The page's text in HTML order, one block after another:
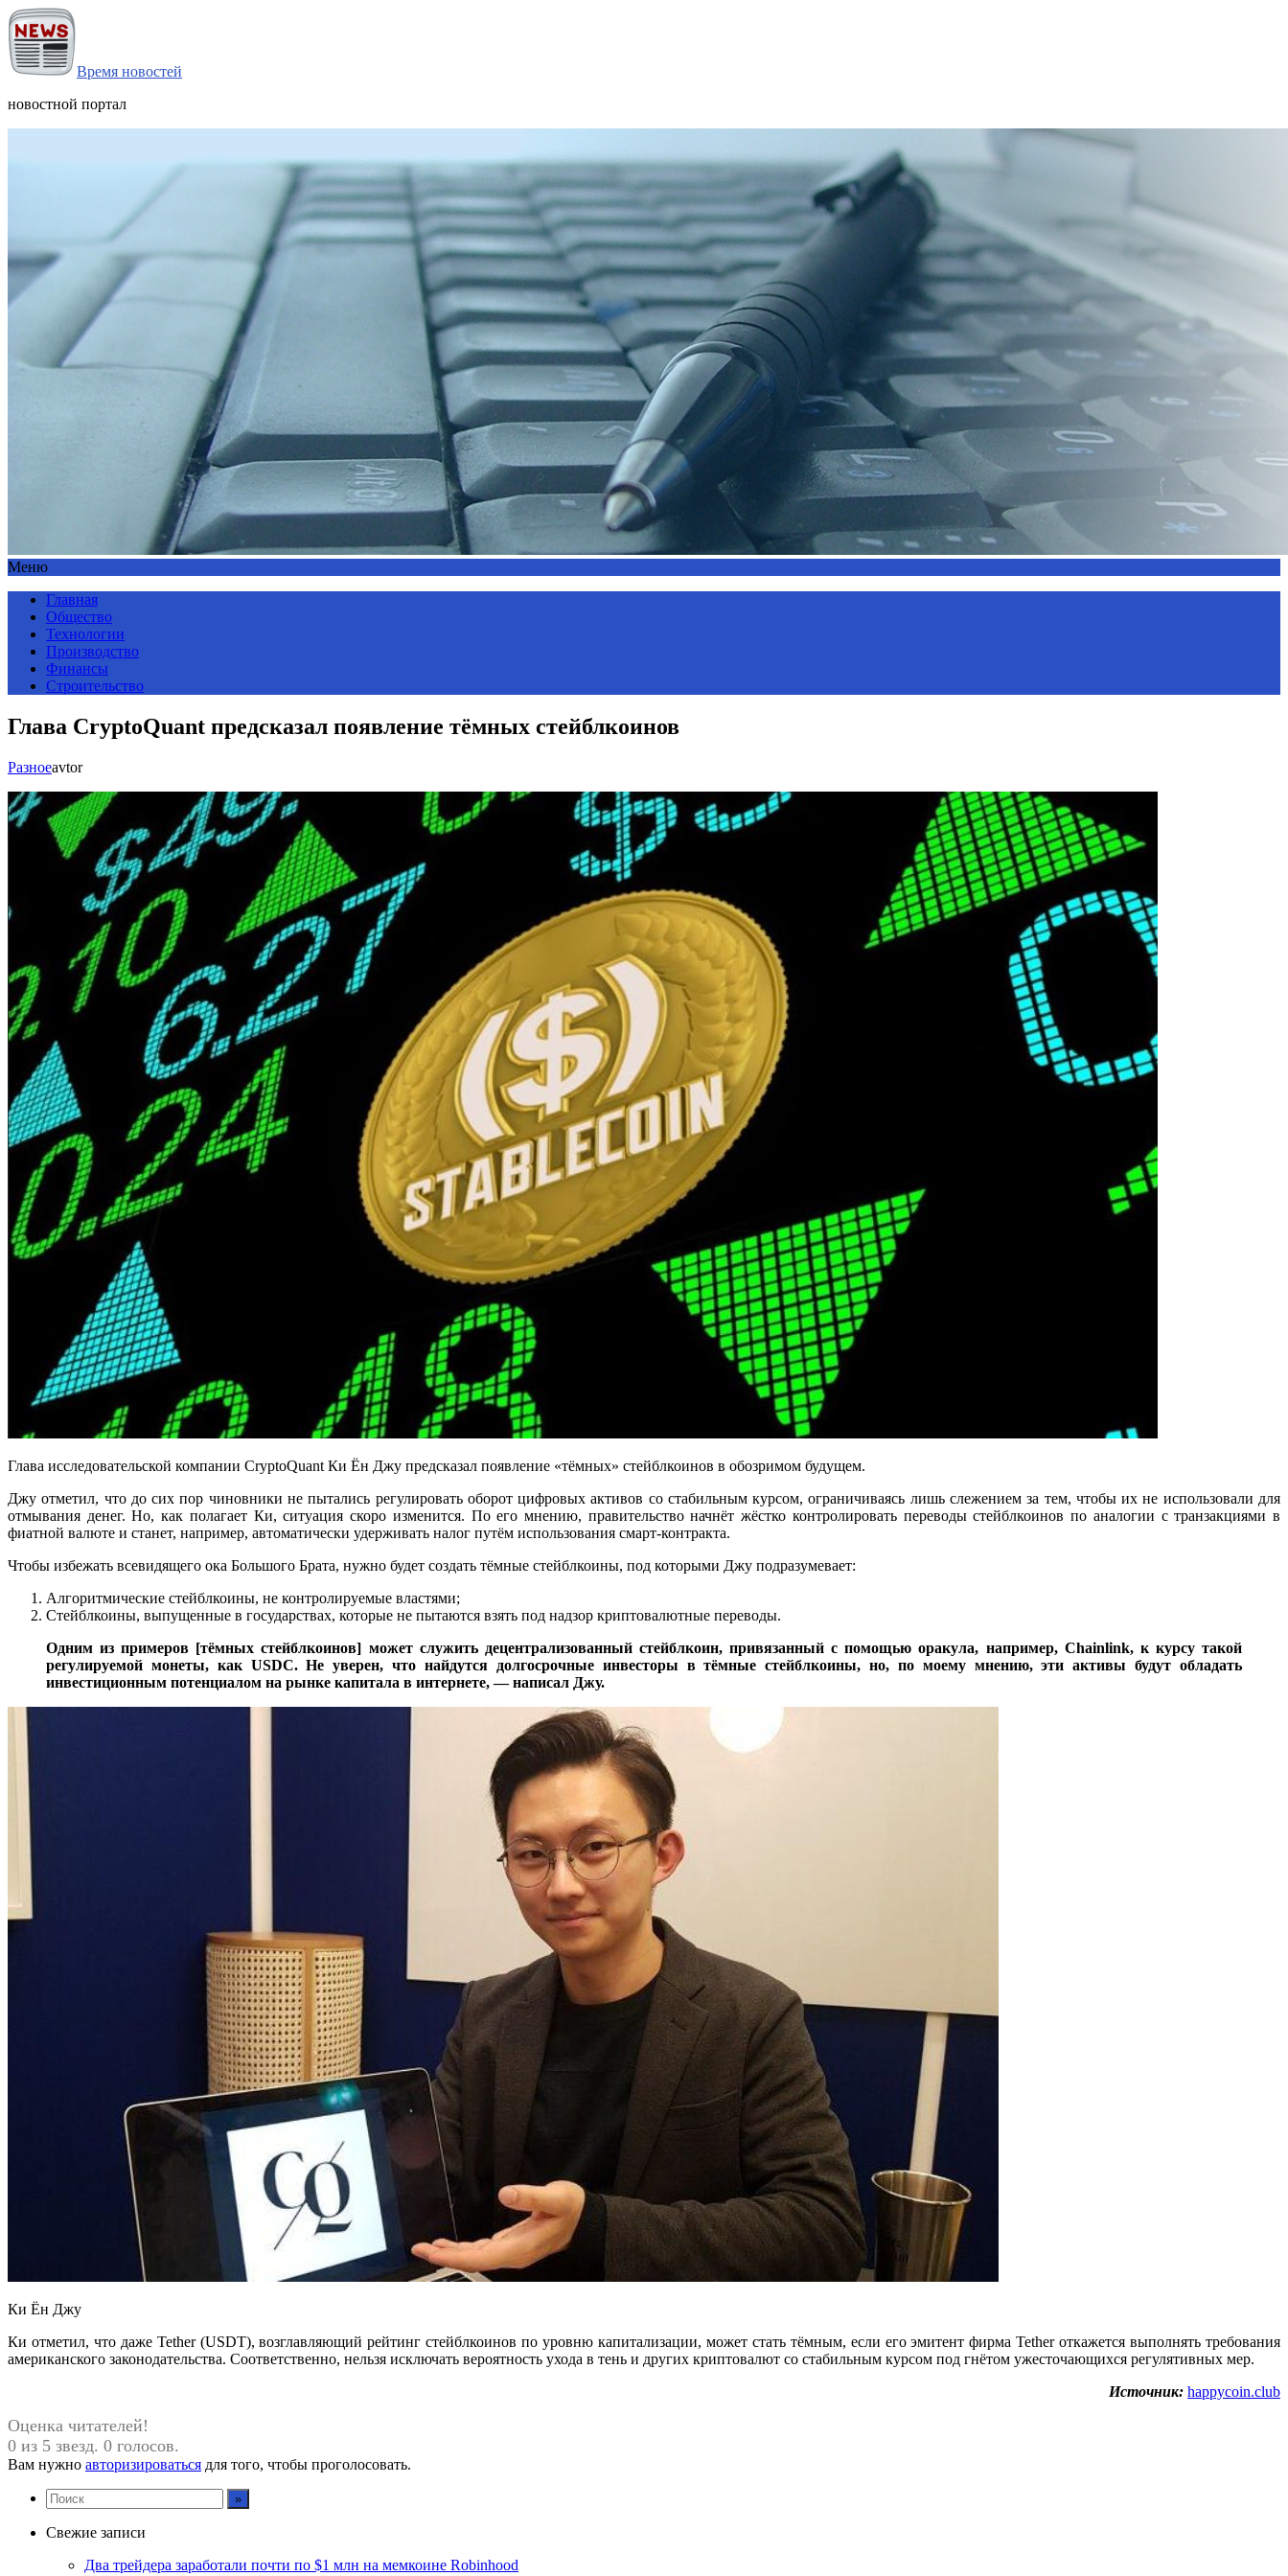
Время новостей
новостной портал
Меню
Главная
Общество
Технологии
Производство
Финансы
Строительство
Глава CryptoQuant предсказал появление тёмных стейблкоинов
Разноеavtor
Глава исследовательской компании CryptoQuant Ки Ён Джу предсказал появление «тёмных» стейблкоинов в обозримом будущем.
Джу отметил, что до сих пор чиновники не пытались регулировать оборот цифровых активов со стабильным курсом, ограничиваясь лишь слежением за тем, чтобы их не использовали для
отмывания денег. Но, как полагает Ки, ситуация скоро изменится. По его мнению, правительство начнёт жёстко контролировать переводы стейблкоинов по аналогии с транзакциями в
фиатной валюте и станет, например, автоматически удерживать налог путём использования смарт-контракта.
Чтобы избежать всевидящего ока Большого Брата, нужно будет создать тёмные стейблкоины, под которыми Джу подразумевает:
Алгоритмические стейблкоины, не контролируемые властями;
Стейблкоины, выпущенные в государствах, которые не пытаются взять под надзор криптовалютные переводы.
Одним из примеров [тёмных стейблкоинов] может служить децентрализованный стейблкоин, привязанный с помощью оракула, например, Chainlink, к курсу такой
регулируемой монеты, как USDC. Не уверен, что найдутся долгосрочные инвесторы в тёмные стейблкоины, но, по моему мнению, эти активы будут обладать
инвестиционным потенциалом на рынке капитала в интернете, — написал Джу.
Ки Ён Джу
Ки отметил, что даже Tether (USDT), возглавляющий рейтинг стейблкоинов по уровню капитализации, может стать тёмным, если его эмитент фирма Tether откажется выполнять требования
американского законодательства. Соответственно, нельзя исключать вероятность ухода в тень и других криптовалют со стабильным курсом под гнётом ужесточающихся регулятивных мер.
Источник: happycoin.club
Оценка читателей!
0 из 5 звезд. 0 голосов.
Вам нужно авторизироваться для того, чтобы проголосовать.
Свежие записи
Два трейдера заработали почти по $1 млн на мемкоине Robinhood